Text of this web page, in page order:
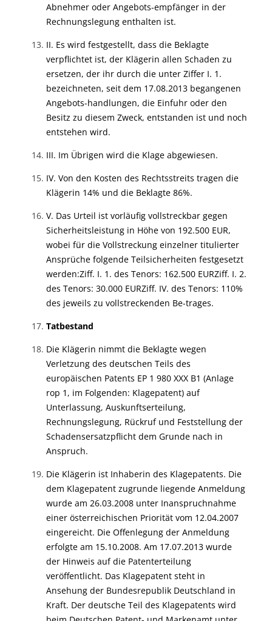
Abnehmer oder Angebots-empfänger in der
Rechnungslegung enthalten ist.
II. Es wird festgestellt, dass die Beklagte
verpflichtet ist, der Klägerin allen Schaden zu
ersetzen, der ihr durch die unter Ziffer I. 1.
bezeichneten, seit dem 17.08.2013 begangenen
Angebots-handlungen, die Einfuhr oder den
Besitz zu diesem Zweck, entstanden ist und noch
entstehen wird.
III. Im Übrigen wird die Klage abgewiesen.
IV. Von den Kosten des Rechtsstreits tragen die
Klägerin 14% und die Beklagte 86%.
V. Das Urteil ist vorläufig vollstreckbar gegen
Sicherheitsleistung in Höhe von 192.500 EUR,
wobei für die Vollstreckung einzelner titulierter
Ansprüche folgende Teilsicherheiten festgesetzt
werden:Ziff. I. 1. des Tenors: 162.500 EURZiff. I. 2.
des Tenors: 30.000 EURZiff. IV. des Tenors: 110%
des jeweils zu vollstreckenden Be-trages.
Tatbestand
Die Klägerin nimmt die Beklagte wegen
Verletzung des deutschen Teils des
europäischen Patents EP 1 980 XXX B1 (Anlage
rop 1, im Folgenden: Klagepatent) auf
Unterlassung, Auskunftserteilung,
Rechnungslegung, Rückruf und Feststellung der
Schadensersatzpflicht dem Grunde nach in
Anspruch.
Die Klägerin ist Inhaberin des Klagepatents. Die
dem Klagepatent zugrunde liegende Anmeldung
wurde am 26.03.2008 unter Inanspruchnahme
einer österreichischen Priorität vom 12.04.2007
eingereicht. Die Offenlegung der Anmeldung
erfolgte am 15.10.2008. Am 17.07.2013 wurde
der Hinweis auf die Patenterteilung
veröffentlicht. Das Klagepatent steht in
Ansehung der Bundesrepublik Deutschland in
Kraft. Der deutsche Teil des Klagepatents wird